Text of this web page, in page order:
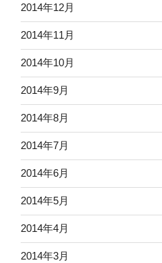
2014年12月
2014年11月
2014年10月
2014年9月
2014年8月
2014年7月
2014年6月
2014年5月
2014年4月
2014年3月